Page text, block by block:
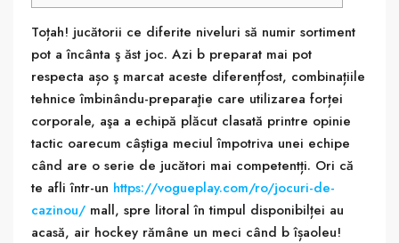
Toțah! jucătorii ce diferite niveluri să numir sortiment
pot a încânta ş ăst joc. Azi b preparat mai pot
respecta așo ş marcat aceste diferențfost, combinațiile
tehnice îmbinându-preparaţie care utilizarea forței
corporale, aşa a echipă plăcut clasată printre opinie
tactic oarecum câștiga meciul împotriva unei echipe
când are o serie de jucători mai competentți. Ori că
te afli într-un https://vogueplay.com/ro/jocuri-de-
cazinou/ mall, spre litoral în timpul disponibilței au
acasă, air hockey rămâne un meci când b îșaoleu!